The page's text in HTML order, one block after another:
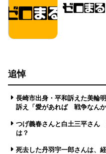
追悼
長崎市出身・平和訴えた美輪
訴え「愛があれば 戦争なんか
つげ義春さんと白土三平さん
は？
死去した丹羽宇一郎さんは、